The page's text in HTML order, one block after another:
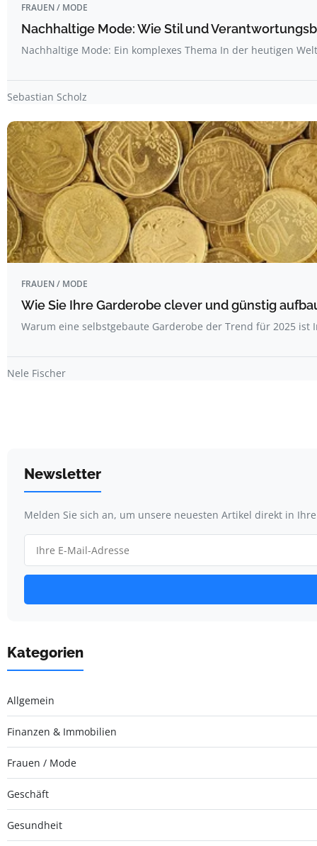
FRAUEN / MODE
Nachhaltige Mode: Wie Stil und
Nachhaltige Mode: Ein komplexes Thema In der heutigen
Sebastian Scholz
FRAUEN / MODE
Wie Sie Ihre Garderobe clever und günstig
Warum eine selbstgebaute Garderobe der Trend für 2025 ist
Nele Fischer
Newsletter
Melden Sie sich an, um unsere neuesten Artikel direkt in
Kategorien
Allgemein
Finanzen & Immobilien
Frauen / Mode
Geschäft
Gesundheit